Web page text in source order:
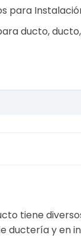
para
ducto,ducto,
tiene
ductería y en